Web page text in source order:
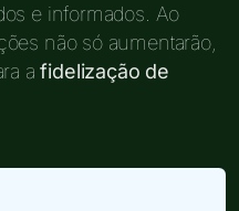
e informados. Ao
não só aumentarão,
afidelização de